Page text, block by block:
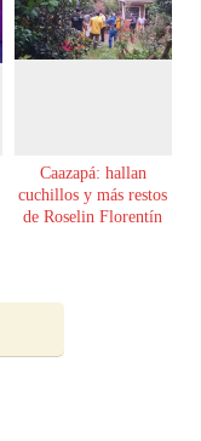
Caazapá: hallan
cuchillos y más restos
de Roselin Florentín